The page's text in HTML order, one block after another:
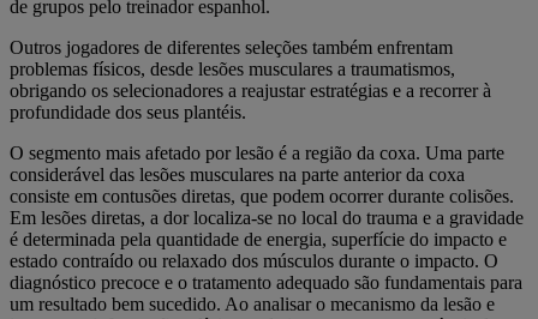
de grupos pelo treinador espanhol.
Outros jogadores de diferentes seleções também enfrentam
problemas físicos, desde lesões musculares a traumatismos,
obrigando os selecionadores a reajustar estratégias e a recorrer à
profundidade dos seus plantéis.
O segmento mais afetado por lesão é a região da coxa. Uma parte
considerável das lesões musculares na parte anterior da coxa
consiste em contusões diretas, que podem ocorrer durante colisões.
Em lesões diretas, a dor localiza-se no local do trauma e a gravidade
é determinada pela quantidade de energia, superfície do impacto e
estado contraído ou relaxado dos músculos durante o impacto. O
diagnóstico precoce e o tratamento adequado são fundamentais para
um resultado bem sucedido. Ao analisar o mecanismo da lesão e